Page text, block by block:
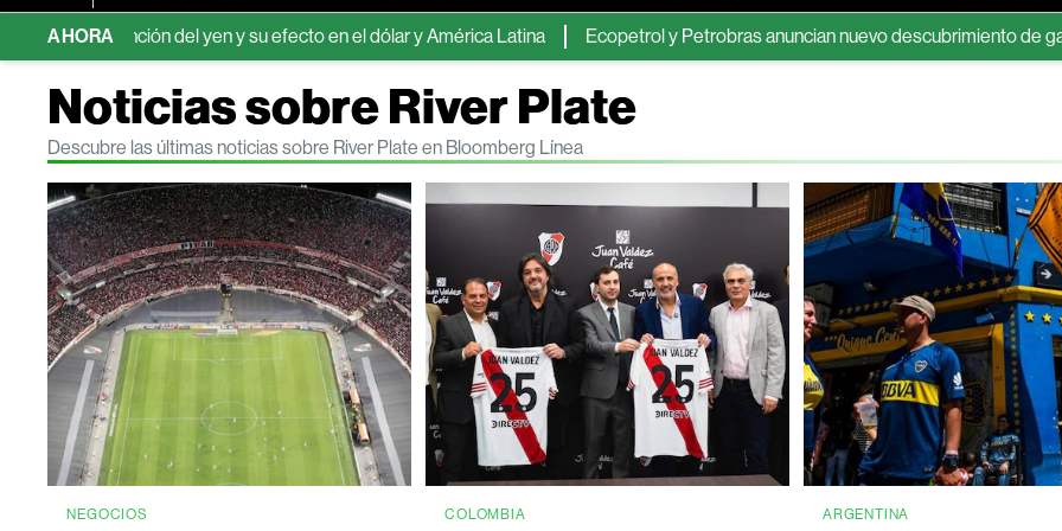
AHORAdel yen y su efecto en el dólar y América Latina Ecopetrol y Petrobras anuncian nuevo descubrimiento de gas en
Noticias sobre River Plate
Descubre las últimas noticias sobre River Plate en Bloomberg Línea
NEGOCIOS COLOMBIA ARGENTINA